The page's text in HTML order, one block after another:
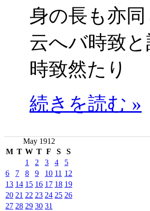
身の長も亦
云へバ時致
時致然たり
続きを読む »
May 1912
M T W T F S S
1 2 3 4
5
6
7 8 9 10 11 12
13 14 15 16 17 18 19
20 21 22 23 24 25 26
27 28 29 30 31